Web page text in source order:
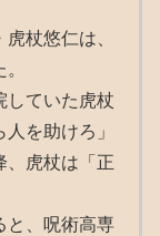
杖悠仁は、
していた虎杖
を助けろ」
、虎杖は「正
と、呪術高専